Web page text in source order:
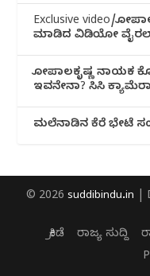
Exclusive video/
ಮಾಡಿದ ವಿಡಿಯೋ
ಗೋಪಾಲಕೃಷ್ಣ ನಾಯಕ
ಇವನೇನಾ? ಸಿಸಿ
ಮಲೆನಾಡಿ‌ನ ಕೆರೆ ಭೇಟೆ
© 2026 suddibindu.in |
ಕ್ರೀಡೆ
ರಾಜ್ಯ ಸುದ್ದಿ